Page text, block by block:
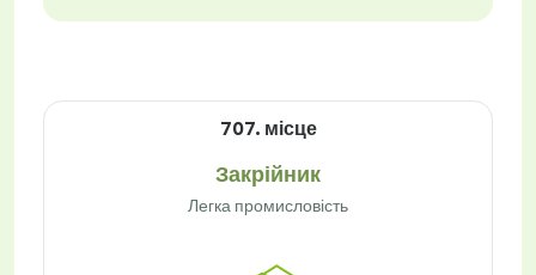
707. місце
Закрійник
Легка промисловість